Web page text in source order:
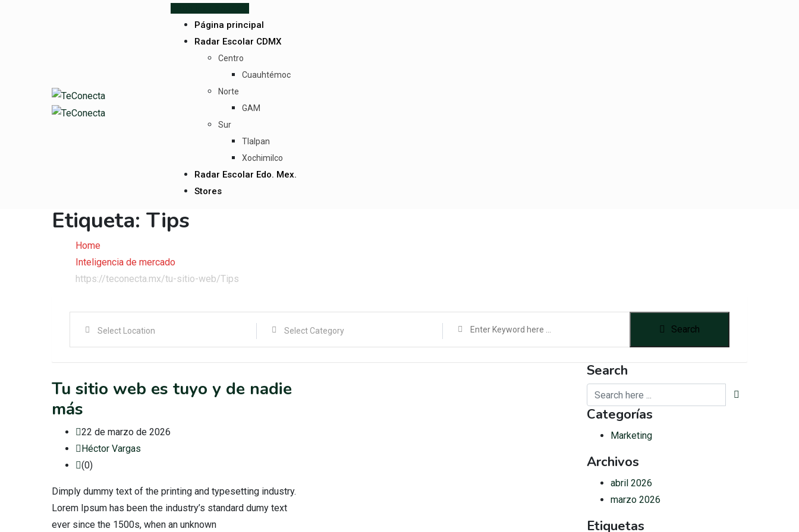
Página principal
Radar Escolar CDMX
Centro
Cuauhtémoc
Norte
GAM
Sur
Tlalpan
Xochimilco
Radar Escolar Edo. Mex.
Stores
Etiqueta: Tips
Home
Inteligencia de mercado
https://teconecta.mx/tu-sitio-web/Tips
Search
Tu sitio web es tuyo y de nadie
más
22 de marzo de 2026
Héctor Vargas
(0)
Dimply dummy text of the printing and typesetting industry.
Lorem Ipsum has been the industry’s standard dumy text
ever since the 1500s, when an unknown
Search
Categorías
Marketing
Archivos
abril 2026
marzo 2026
Etiquetas